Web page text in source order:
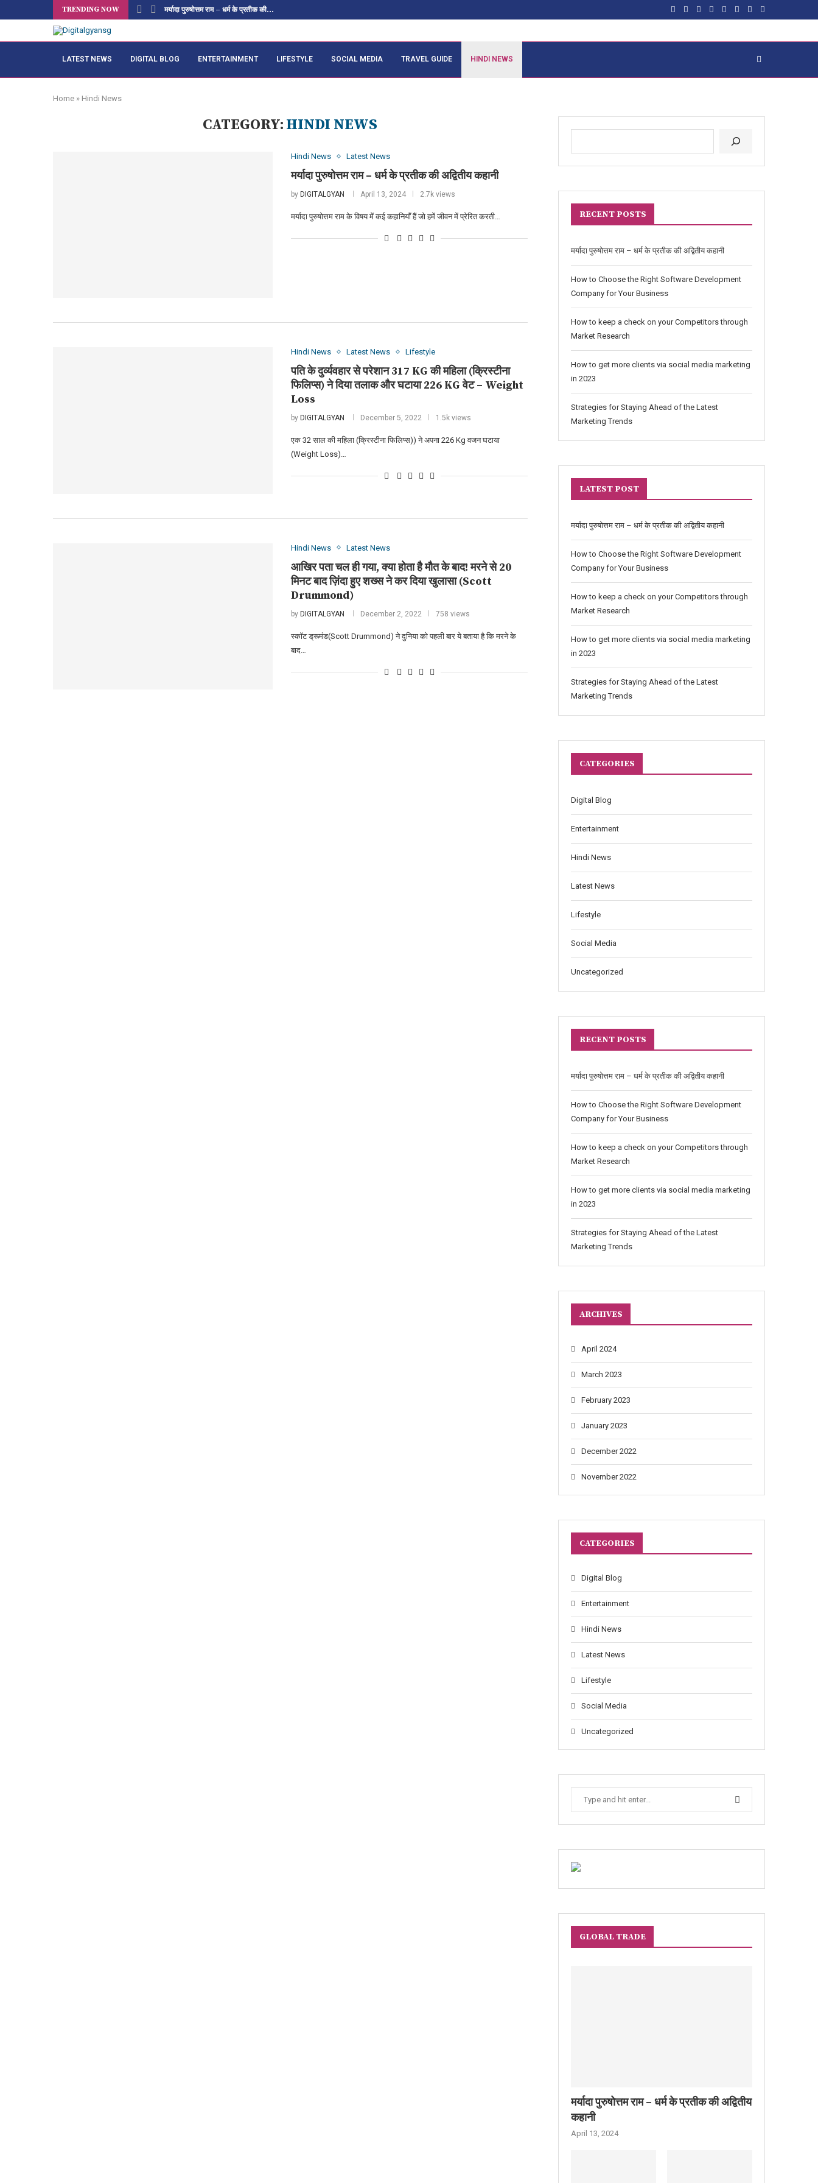
TRENDING NOW मर्यादा पुरुषोत्तम राम – धर्म के प्रतीक की...
LATEST NEWS DIGITAL BLOG ENTERTAINMENT LIFESTYLE SOCIAL MEDIA TRAVEL GUIDE HINDI NEWS
Home » Hindi News
CATEGORY: HINDI NEWS
Hindi News Latest News
मर्यादा पुरुषोत्तम राम – धर्म के प्रतीक की अद्वितीय कहानी
by DIGITALGYAN April 13, 2024 2.7k views
मर्यादा पुरुषोत्तम राम के विषय में कई कहानियाँ हैं जो हमें जीवन में प्रेरित करती…
Hindi News Latest News Lifestyle
पति के दुर्व्यवहार से परेशान 317 KG की महिला (क्रिस्टीना
फिलिप्स) ने दिया तलाक और घटाया 226 KG वेट – Weight
Loss
by DIGITALGYAN December 5, 2022 1.5k views
एक 32 साल की महिला (क्रिस्टीना फिलिप्स)) ने अपना 226 Kg वजन घटाया
(Weight Loss)…
Hindi News Latest News
आखिर पता चल ही गया, क्या होता है मौत के बाद! मरने से 20
मिनट बाद ज़िंदा हुए शख्स ने कर दिया खुलासा (Scott
Drummond)
by DIGITALGYAN December 2, 2022 758 views
स्कॉट ड्रूमंड(Scott Drummond) ने दुनिया को पहली बार ये बताया है कि मरने के
बाद…
RECENT POSTS
मर्यादा पुरुषोत्तम राम – धर्म के प्रतीक की अद्वितीय कहानी
How to Choose the Right Software Development
Company for Your Business
How to keep a check on your Competitors through
Market Research
How to get more clients via social media marketing
in 2023
Strategies for Staying Ahead of the Latest
Marketing Trends
LATEST POST
मर्यादा पुरुषोत्तम राम – धर्म के प्रतीक की अद्वितीय कहानी
How to Choose the Right Software Development
Company for Your Business
How to keep a check on your Competitors through
Market Research
How to get more clients via social media marketing
in 2023
Strategies for Staying Ahead of the Latest
Marketing Trends
CATEGORIES
Digital Blog
Entertainment
Hindi News
Latest News
Lifestyle
Social Media
Uncategorized
RECENT POSTS
मर्यादा पुरुषोत्तम राम – धर्म के प्रतीक की अद्वितीय कहानी
How to Choose the Right Software Development
Company for Your Business
How to keep a check on your Competitors through
Market Research
How to get more clients via social media marketing
in 2023
Strategies for Staying Ahead of the Latest
Marketing Trends
ARCHIVES
April 2024
March 2023
February 2023
January 2023
December 2022
November 2022
CATEGORIES
Digital Blog
Entertainment
Hindi News
Latest News
Lifestyle
Social Media
Uncategorized
GLOBAL TRADE
मर्यादा पुरुषोत्तम राम – धर्म के प्रतीक की अद्वितीय
कहानी
April 13, 2024